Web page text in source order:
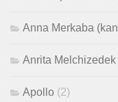
Anna Merkaba
Anrita Melchizedek
Apollo (2)